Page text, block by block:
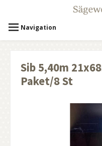
Navigation
Sib 5,40m
Paket/8 St